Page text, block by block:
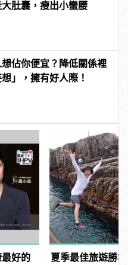
肚囊，瘦出小蠻腰
佔你便宜？降低關係裡
」，擁有好人際！
好的
夏季最佳旅遊勝